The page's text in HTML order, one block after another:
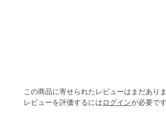
この商品に寄せられたレビューはまだありま
レビューを評価するにはログインが必要です